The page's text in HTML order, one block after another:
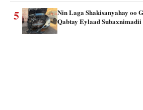
5
Nin Laga Shakisanyahay oo
Qabtay Eylaad